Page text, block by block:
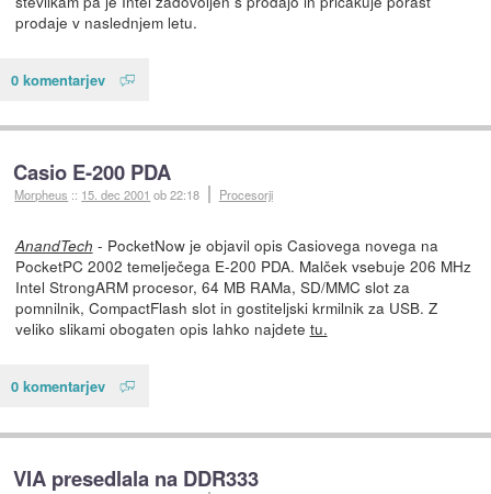
prodaje v naslednjem letu.
0 komentarjev
Casio E-200 PDA
Morpheus :: 15. dec 2001 ob 22:18 Procesorji
AnandTech - PocketNow je objavil opis Casiovega novega na
PocketPC 2002 temelječega E-200 PDA. Malček vsebuje 206 MHz
Intel StrongARM procesor, 64 MB RAMa, SD/MMC slot za
pomnilnik, CompactFlash slot in gostiteljski krmilnik za USB. Z
veliko slikami obogaten opis lahko najdete tu.
0 komentarjev
VIA presedlala na DDR333